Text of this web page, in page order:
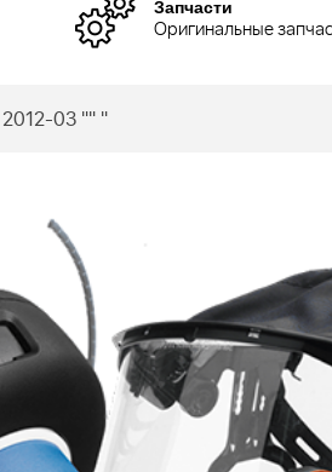
Запчасти
Оригинальные
03 "" "